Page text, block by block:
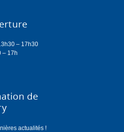
– 17h30
– 17h
de
actualités !